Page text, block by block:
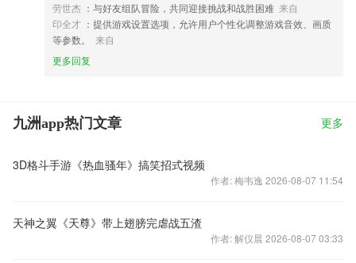
劳世杰 ：与好友组队冒险，共同迎接挑战和战胜困难 来自
印全才 ：提供游戏设置选项，允许用户个性化调整游戏音效、画质
等参数。
来自
更多回复
九洲app热门文章 更多
3D格斗手游《热血骚年》搞笑招式视频
作者: 梅韦逸 2026-08-07 11:54
天神之翼《天尊》带上翅膀完虐战五渣
作者: 解仪晨 2026-08-07 03:33